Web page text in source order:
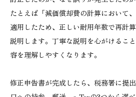
たとえば「減価償却費の計算において
適用したため、正しい耐用年数で再計
説明します。丁寧な説明を心がけるこ
容を理解しやすくなります。
修正申告書が完成したら、税務署に提